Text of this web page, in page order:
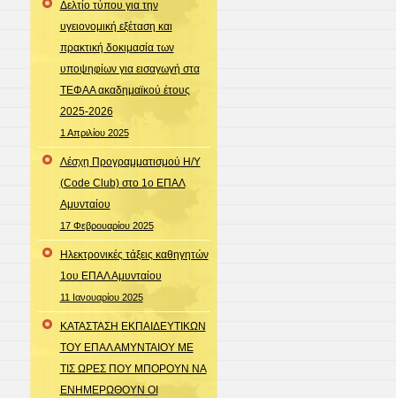
Δελτίο τύπου για την
υγειονομική εξέταση και
πρακτική δοκιμασία των
υποψηφίων για εισαγωγή στα
ΤΕΦΑΑ ακαδημαϊκού έτους
2025-2026
1 Απριλίου 2025
Λέσχη Προγραμματισμού Η/Υ
(Code Club) στο 1ο ΕΠΑΛ
Αμυνταίου
17 Φεβρουαρίου 2025
Ηλεκτρονικές τάξεις καθηγητών
1ου ΕΠΑΛ Αμυνταίου
11 Ιανουαρίου 2025
ΚΑΤΑΣΤΑΣΗ ΕΚΠΑΙΔΕΥΤΙΚΩΝ
ΤΟΥ ΕΠΑΛ ΑΜΥΝΤΑΙΟΥ ΜΕ
ΤΙΣ ΩΡΕΣ ΠΟΥ ΜΠΟΡΟΥΝ ΝΑ
ΕΝΗΜΕΡΩΘΟΥΝ ΟΙ